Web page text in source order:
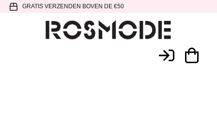
Spring
hoofdnavigatie
Door
SpringGRATIS VERZENDEN BOVEN DE €50